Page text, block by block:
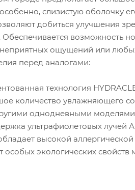
слизистую оболочку
добиться улучшения
возможность
ощущений или
перед аналогами:
технология
количество увлажняющего
однодневными
ультрафиолетовых лучей
высокой
особых экологических свойств